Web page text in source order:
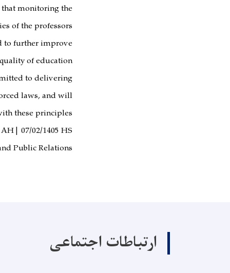
monitoring the
of the professors.
to further improve
of education.
to delivering
laws, and will
these principles.
| 07/02/1405 HS
Public Relations
ارتباطات اجتماعی